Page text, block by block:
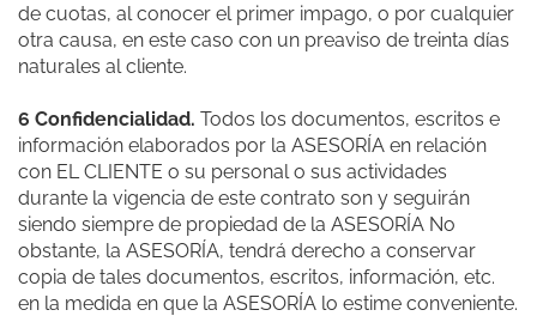
de cuotas, al conocer el primer impago, o por cualquier
otra causa, en este caso con un preaviso de treinta días
naturales al cliente.
6 Confidencialidad. Todos los documentos, escritos e
información elaborados por la ASESORÍA en relación
con EL CLIENTE o su personal o sus actividades
durante la vigencia de este contrato son y seguirán
siendo siempre de propiedad de la ASESORÍA No
obstante, la ASESORÍA, tendrá derecho a conservar
copia de tales documentos, escritos, información, etc.
en la medida en que la ASESORÍA lo estime conveniente.